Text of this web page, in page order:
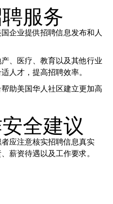
服务
企业提供招聘信息发布和人
、医疗、教育以及其他行业
人才，提高招聘效率。
助美国华人社区建立更加高
全建议
应注意核实招聘信息真实
薪资待遇以及工作要求。